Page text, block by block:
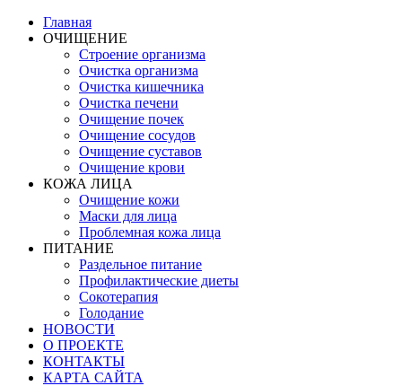
Главная
ОЧИЩЕНИЕ
Строение организма
Очистка организма
Очистка кишечника
Очистка печени
Очищение почек
Очищение сосудов
Очищение суставов
Очищение крови
КОЖА ЛИЦА
Очищение кожи
Маски для лица
Проблемная кожа лица
ПИТАНИЕ
Раздельное питание
Профилактические диеты
Сокотерапия
Голодание
НОВОСТИ
О ПРОЕКТЕ
КОНТАКТЫ
КАРТА САЙТА